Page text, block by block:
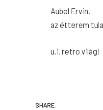
Aubel Ervin,
az étterem
u.i. retro világ!
SHARE.